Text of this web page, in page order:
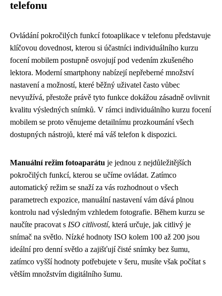
telefonu
Ovládání pokročilých funkcí fotoaplikace v telefonu představuje
klíčovou dovednost, kterou si účastníci individuálního kurzu
focení mobilem postupně osvojují pod vedením zkušeného
lektora. Moderní smartphony nabízejí nepřeberné množství
nastavení a možností, které běžný uživatel často vůbec
nevyužívá, přestože právě tyto funkce dokážou zásadně ovlivnit
kvalitu výsledných snímků. V rámci individuálního kurzu focení
mobilem se proto věnujeme detailnímu prozkoumání všech
dostupných nástrojů, které má váš telefon k dispozici.
Manuální režim fotoaparátu je jednou z nejdůležitějších
pokročilých funkcí, kterou se učíme ovládat. Zatímco
automatický režim se snaží za vás rozhodnout o všech
parametrech expozice, manuální nastavení vám dává plnou
kontrolu nad výsledným vzhledem fotografie. Během kurzu se
naučíte pracovat s ISO citlivostí, která určuje, jak citlivý je
snímač na světlo. Nízké hodnoty ISO kolem 100 až 200 jsou
ideální pro denní světlo a zajišťují čisté snímky bez šumu,
zatímco vyšší hodnoty potřebujete v šeru, musíte však počítat s
větším množstvím digitálního šumu.